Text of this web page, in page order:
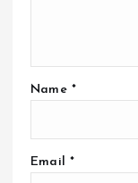
Name *
Email *